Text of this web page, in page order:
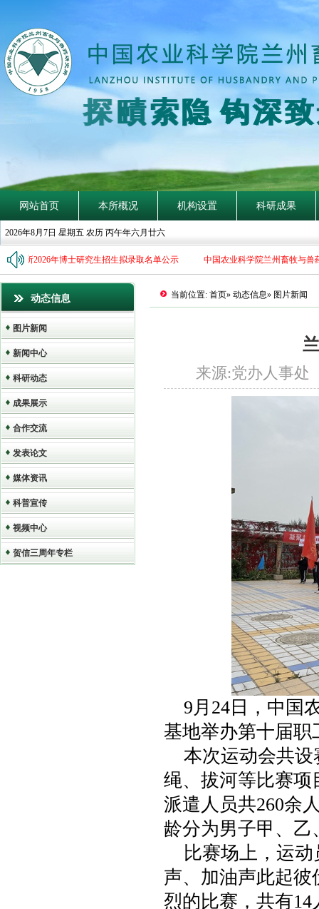
探賾索隐 钩深致
网站首页 本所概况 机构设置 科研成果
2026年8月7日 星期五 农历 丙午年六月廿六
究所2026年博士研究生招生拟录取名单公示 中国农业科学院兰州畜牧与兽
动态信息
图片新闻
新闻中心
科研动态
成果展示
合作交流
发表论文
媒体资讯
科普宣传
视频中心
贺信三周年专栏
当前位置: 首页» 动态信息» 图片新闻
来源:党办人事处
9月24日，中国
基地举办第十届职
本次运动会共设
绳、拔河等比赛项
派遣人员共260余
龄分为男子甲、乙
比赛场上，运动
声、加油声此起
烈的比赛，共有